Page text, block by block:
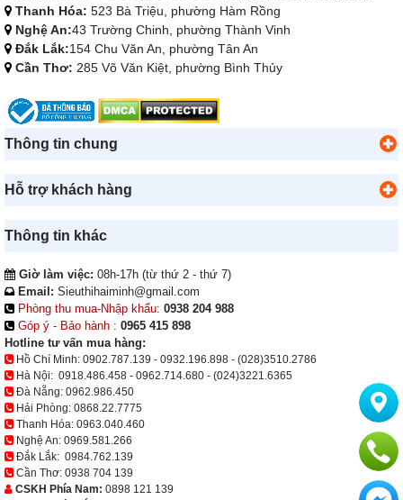
Thanh Hóa: 523 Bà Triệu, phường Hàm Rồng
Nghệ An:43 Trường Chinh, phường Thành Vinh
Đắk Lắk:154 Chu Văn An, phường Tân An
Cần Thơ: 285 Võ Văn Kiệt, phường Bình Thủy
Thông tin chung
Hỗ trợ khách hàng
Thông tin khác
Giờ làm việc: 08h-17h (từ thứ 2 - thứ 7)
Email: Sieuthihaiminh@gmail.com
Phòng thu mua-Nhập khẩu: 0938 204 988
Góp ý - Bảo hành : 0965 415 898
Hotline tư vấn mua hàng:
Hồ Chí Minh: 0902.787.139 - 0932.196.898 - (028)3510.2786
Hà Nội: 0918.486.458 - 0962.714.680 - (024)3221.6365
Đà Nẵng: 0962.986.450
Hải Phòng: 0868.22.7775
Thanh Hóa: 0963.040.460
Nghệ An: 0969.581.266
Đắk Lắk: 0984.762.139
Cần Thơ: 0938 704 139
CSKH Phía Nam: 0898 121 139